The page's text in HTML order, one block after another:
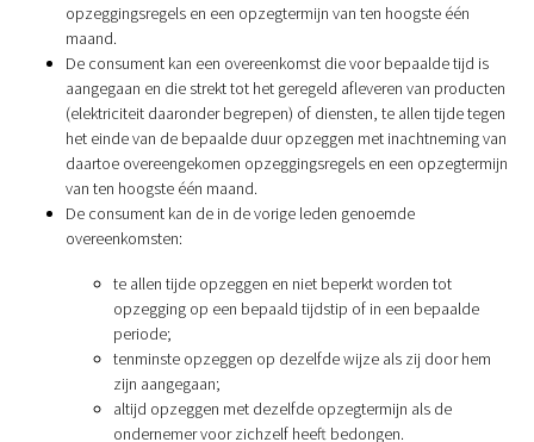
opzeggingsregels en een opzegtermijn van ten hoogste één
maand.
De consument kan een overeenkomst die voor bepaalde tijd is
aangegaan en die strekt tot het geregeld afleveren van producten
(elektriciteit daaronder begrepen) of diensten, te allen tijde tegen
het einde van de bepaalde duur opzeggen met inachtneming van
daartoe overeengekomen opzeggingsregels en een opzegtermijn
van ten hoogste één maand.
De consument kan de in de vorige leden genoemde
overeenkomsten:
te allen tijde opzeggen en niet beperkt worden tot
opzegging op een bepaald tijdstip of in een bepaalde
periode;
tenminste opzeggen op dezelfde wijze als zij door hem
zijn aangegaan;
altijd opzeggen met dezelfde opzegtermijn als de
ondernemer voor zichzelf heeft bedongen.